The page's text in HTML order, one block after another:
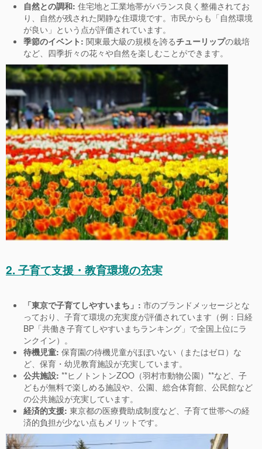
自然との調和: 住宅地と工業地帯がバランス良く整備されてお
り、自然が残された閑静な住環境です。市民からも「自然環境
が良い」という点が評価されています。
季節のイベント: 関東最大級の規模を誇るチューリップの栽培
など、四季折々の花々や自然を楽しむことができます。
2. 子育て支援・教育環境の充実
「東京で子育てしやすいまち」: 市のブランドメッセージとな
っており、子育て環境の充実度が評価されています（例：日経
BP「共働き子育てしやすいまちランキング」で全国上位にラ
ンクイン）。
待機児童: 保育園の待機児童がほぼいない（またはゼロ）な
ど、保育・幼児教育施設が充実しています。
公共施設: **ヒノトントンZOO（羽村市動物公園）**など、子
どもが無料で楽しめる施設や、公園、総合体育館、公民館など
の公共施設が充実しています。
経済的支援: 東京都の医療費助成制度など、子育て世帯への経
済的負担が少ない点もメリットです。